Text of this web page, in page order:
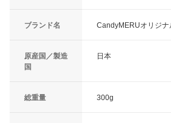
ブランド名 CandyMERUオリジナ
原産国／製造
国
日本
総重量 300g